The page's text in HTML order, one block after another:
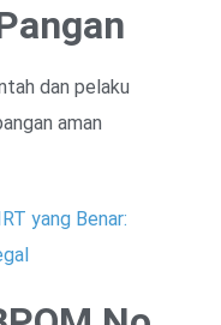
dan pelaku
aman
yang Benar: